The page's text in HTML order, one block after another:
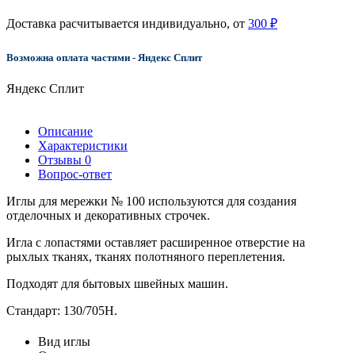
Доставка расчитывается индивидуально, от 300 ₽
Возможна оплата частями - Яндекс Сплит
Яндекс Сплит
Описание
Характеристики
Отзывы 0
Вопрос-ответ
Иглы для мережки № 100 используются для создания
отделочных и декоративных строчек.
Игла с лопастями оставляет расширенное отверстие на
рыхлых тканях, тканях полотняного переплетения.
Подходят для бытовых швейных машин.
Стандарт: 130/705H.
Вид иглы